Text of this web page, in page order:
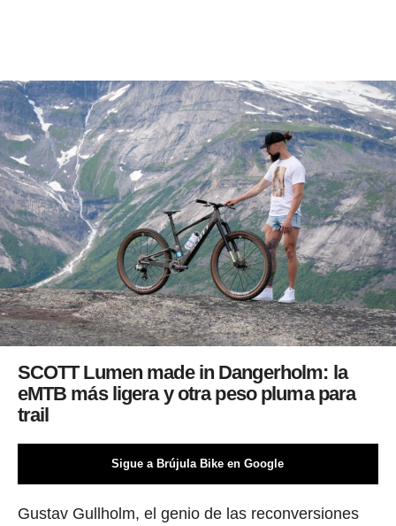
SCOTT Lumen made in Dangerholm: la
eMTB más ligera y otra peso pluma para
trail
Sigue a Brújula Bike en Google
Gustav Gullholm, el genio de las reconversiones